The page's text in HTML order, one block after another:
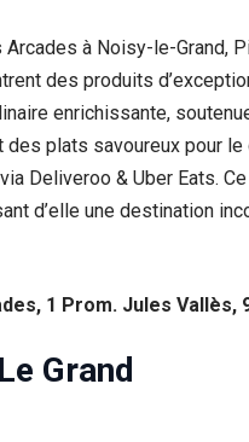
à Noisy-le-Grand,
des produits
enrichissante,
plats savoureux pour
Deliveroo & Uber Eats.
d’elle une destination
1 Prom. Jules Vallès,
Grand